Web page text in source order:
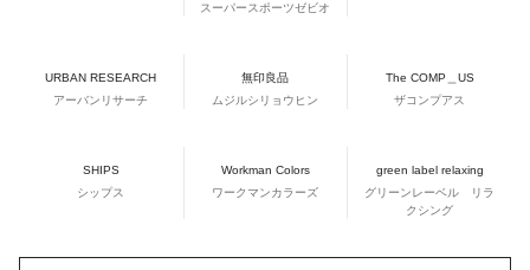
スーパースポーツゼビオ
URBAN RESEARCH
アーバンリサーチ
無印良品
ムジルシリョウヒン
The COMP＿US
ザコンプアス
SHIPS
シップス
Workman Colors
ワークマンカラーズ
green label relaxing
グリーンレーベル リラ
クシング